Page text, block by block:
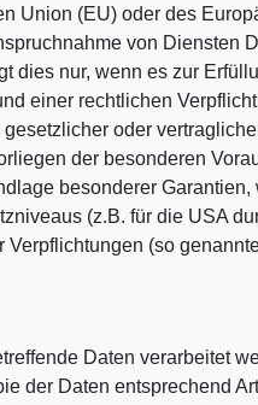
Union (EU) oder des
von Diensten
dies nur, wenn es zur
einer rechtlichen
oder
der besonderen
besonderer Garantien,
(z.B. für die USA
Verpflichtungen (so
Daten verarbeitet
der Daten entsprechend